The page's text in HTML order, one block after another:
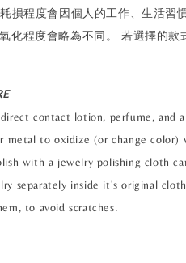
損程度會因個人的工作、生活習
化程度會略為不同。 若選擇的款
contact lotion, perfume, and
metal to oxidize (or change color)
with a jewelry polishing cloth
separately inside it's original
to avoid scratches.